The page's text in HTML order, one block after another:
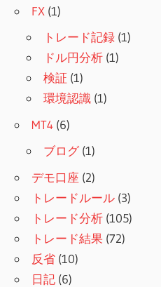
FX (1)
トレード記録 (1)
ドル円分析 (1)
検証 (1)
環境認識 (1)
MT4 (6)
ブログ(1)
デモ口座 (2)
トレードルール (3)
トレード分析 (105)
トレード結果 (72)
反省 (10)
日記 (6)